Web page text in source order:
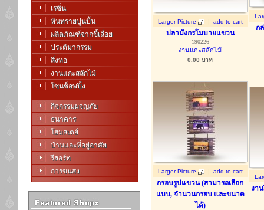
เรซิ่น
หินทรายปูนปั้น
ผลิตภัณฑ์จากขี้เลื่อย
ประติมากรรม
สิ่งทอ
งานแกะสลักไม้
โซนช็อพปิ้ง
กิจกรรมผจญภัย
ธนาคาร
โฮมสเตย์
บ้านและที่อยู่อาศัย
รีสอร์ท
การขนส่ง
Larger Picture | add to cart
ปลามังกรโมบายแขวน
190226
งานแกะสลักไม้
0.00 บาท
ก
Larger Picture | add to cart
กรอบรูปแขวน (สามารถเลือก
แบบ, จำนวนกรอบ และขนาด
ได้)
งา